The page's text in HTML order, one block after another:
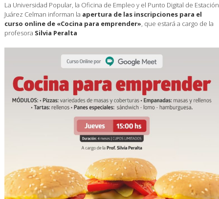
La Universidad Popular, la Oficina de Empleo y el Punto Digital de Estación
Juárez Celman informan la apertura de las inscripciones para el
curso online de «Cocina para emprender», que estará a cargo de la
profesora Silvia Peralta